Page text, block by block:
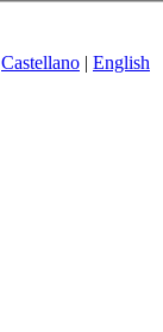
Castellano | English